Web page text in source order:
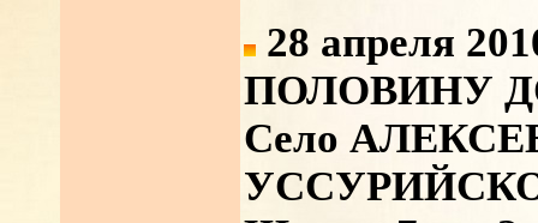
28 апреля
ПОЛОВИНУ
Село